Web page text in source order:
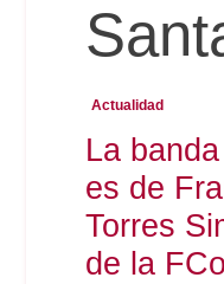
Actualidad
La
es de
Torres
de la